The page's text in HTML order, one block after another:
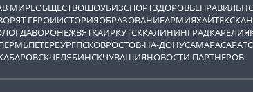
В МИРЕОБЩЕСТВОШОУБИЗСПОРТЗДОРОВЬЕ
ГЕРОИИСТОРИЯОБРАЗОВАНИЕАРМИЯХАЙТЕК
ВОРОНЕЖВЯТКАИРКУТСККАЛИНИНГРАДКАРЕЛИЯ
ПЕТЕРБУРГПСКОВРОСТОВ-НА-ДОНУСАМАРА
ЧЕЛЯБИНСКЧУВАШИЯНОВОСТИ ПАРТНЕРОВ